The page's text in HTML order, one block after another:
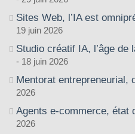
Sites Web, l’IA est
19 juin 2026
Studio créatif IA, l’âge de
18 juin 2026
Mentorat entrepreneurial,
2026
Agents e-commerce, état
2026